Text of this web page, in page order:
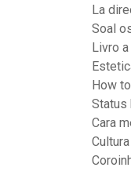
La
Soal
Livro
How
Status
Cara